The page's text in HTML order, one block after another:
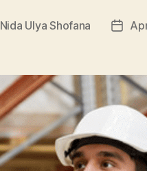
Nida Ulya Shofana
Post